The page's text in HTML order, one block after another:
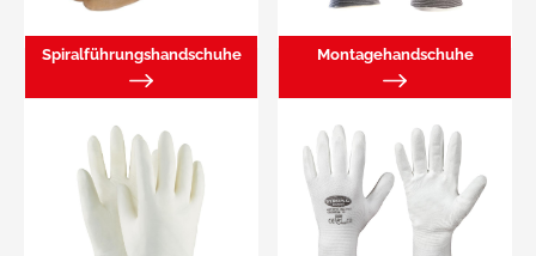
Spiralführungshandschuhe Montagehandschuhe